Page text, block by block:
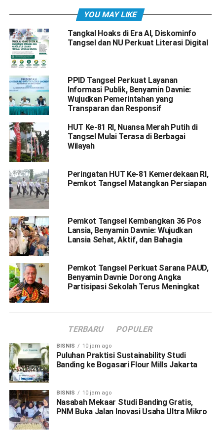
YOU MAY LIKE
Tangkal Hoaks di Era AI, Diskominfo
Tangsel dan NU Perkuat Literasi Digital
PPID Tangsel Perkuat Layanan
Informasi Publik, Benyamin Davnie:
Wujudkan Pemerintahan yang
Transparan dan Responsif
HUT Ke-81 RI, Nuansa Merah Putih di
Tangsel Mulai Terasa di Berbagai
Wilayah
Peringatan HUT Ke-81 Kemerdekaan RI,
Pemkot Tangsel Matangkan Persiapan
Pemkot Tangsel Kembangkan 36 Pos
Lansia, Benyamin Davnie: Wujudkan
Lansia Sehat, Aktif, dan Bahagia
Pemkot Tangsel Perkuat Sarana PAUD,
Benyamin Davnie Dorong Angka
Partisipasi Sekolah Terus Meningkat
TERBARU POPULER
BISNIS 10 jam ago
Puluhan Praktisi Sustainability Studi
Banding ke Bogasari Flour Mills Jakarta
BISNIS 10 jam ago
Nasabah Mekaar Studi Banding Gratis,
PNM Buka Jalan Inovasi Usaha Ultra Mikro